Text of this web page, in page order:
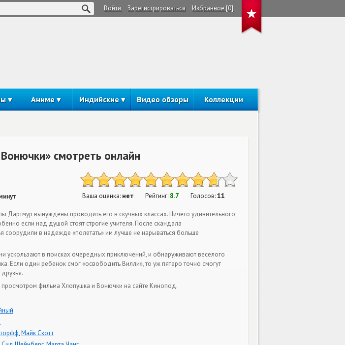
Войти Зарегистрироваться Избранное [0]
Аниме Индийские Видео обзоры Коллекции
смотреть онлайн
Ваша оценка: нет Рейтинг: 8.7 Голосов:11
Дартмур вынуждены проводить его в скучных классах. Ничего удивительного,
если над душой стоят строгие учителя. После скандала
соорудили в надежде «полетать» им лучше не нарываться больше
ускользают в поисках очередных приключений, и обнаруживают веселого
Если один ребенок смог «освободить Вилли», то уж пятеро точно смогут
фильма Хлопушка и Вонючки на сайте Кинопод.
,Майк Скотт